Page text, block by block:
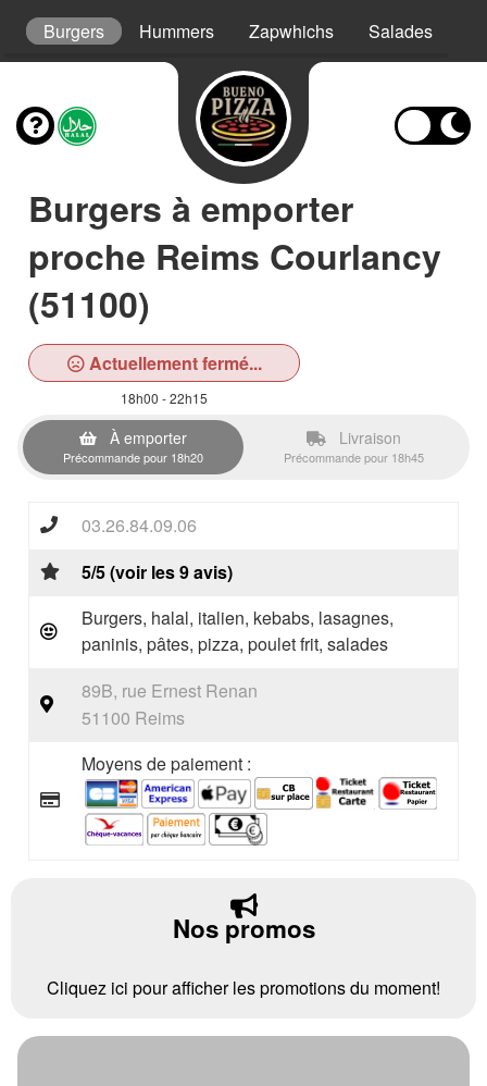
Burgers Hummers Zapwhichs Salades
Burgers à emporter
proche Reims Courlancy
(51100)
Actuellement fermé...
18h00 - 22h15
À emporter
Précommande pour 18h20
Livraison
Précommande pour 18h45
03.26.84.09.06
5/5 (voir les 9 avis)
Burgers, halal, italien, kebabs, lasagnes,
paninis, pâtes, pizza, poulet frit, salades
89B, rue Ernest Renan
51100 Reims
Moyens de paiement :
Nos promos
Cliquez ici pour afficher les promotions du moment!